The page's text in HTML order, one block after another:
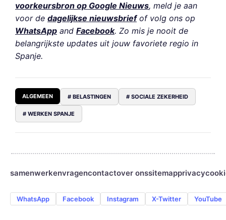
voorkeursbron op Google Nieuws, meld je aan
voor de dagelijkse nieuwsbriefof volg ons op
WhatsApp and Facebook. Zo mis je nooit de
belangrijkste updates uit jouw favoriete regio in
Spanje.
ALGEMEEN # BELASTINGEN # SOCIALE ZEKERHEID
# WERKEN SPANJE
samenwerkenvragencontactover onssitemapprivacy
WhatsApp Facebook Instagram X-Twitter YouTube